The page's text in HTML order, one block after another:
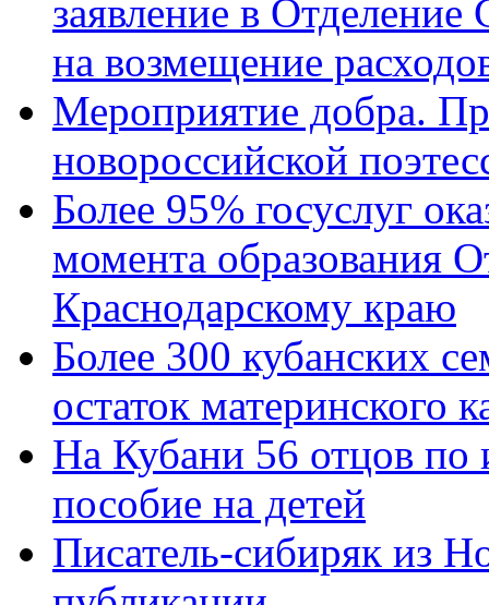
заявление в
на возмещение
Мероприятие добра.
новороссийской
Более 95% госуслуг
момента образования
Краснодарскому краю
Более 300 кубанских
остаток материнского
На Кубани 56 отцов по
пособие на детей
Писатель-сибиряк из